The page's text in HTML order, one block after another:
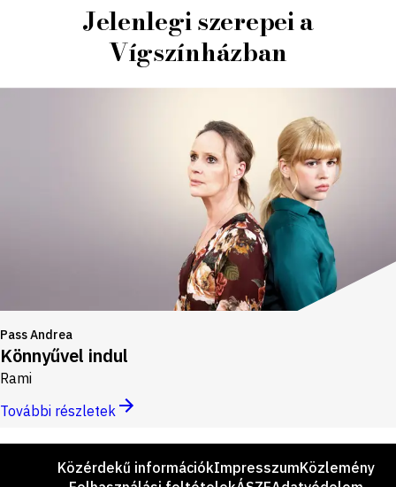
Jelenlegi szerepei a
Vígszínházban
Pass Andrea
Könnyűvel indul
Rami
További részletek
LáblécKözérdekű információkImpresszumKözlemény